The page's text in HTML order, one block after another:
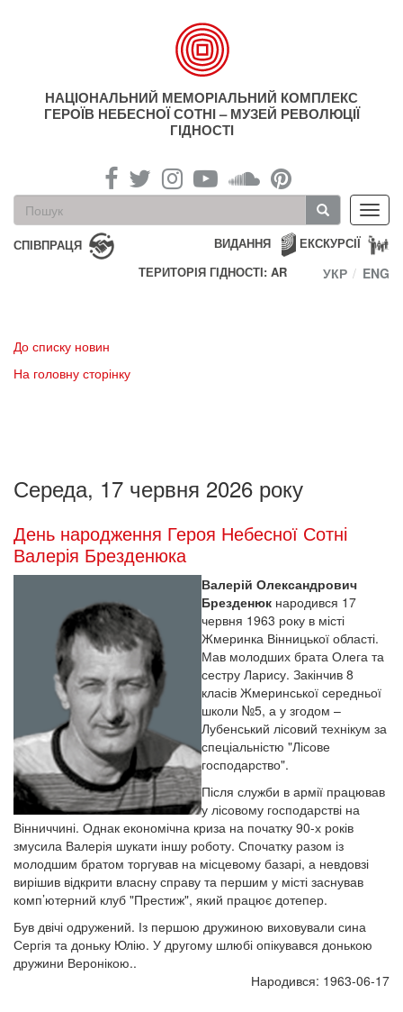
НАЦІОНАЛЬНИЙ МЕМОРІАЛЬНИЙ КОМПЛЕКС
ГЕРОЇВ НЕБЕСНОЇ СОТНІ – МУЗЕЙ РЕВОЛЮЦІЇ
ГІДНОСТІ
Пошукова
форма
Пошук
СПІВПРАЦЯ ЕКСКУРСІЇ
ВИДАННЯ
ТЕРИТОРІЯ ГІДНОСТІ: AR
УКР ENG
До списку новин
На головну сторінку
Середа, 17 червня 2026 року
День народження Героя Небесної Сотні
Валерія Брезденюка
Валерій Олександрович
Брезденюк народився 17
червня 1963 року в місті
Жмеринка Вінницької області.
Мав молодших брата Олега та
сестру Ларису. Закінчив 8
класів Жмеринської середньої
школи №5, а у згодом –
Лубенський лісовий технікум за
спеціальністю "Лісове
господарство".
Після служби в армії працював
у лісовому господарстві на
Вінниччині. Однак економічна криза на початку 90-х років
змусила Валерія шукати іншу роботу. Спочатку разом із
молодшим братом торгував на місцевому базарі, а невдовзі
вирішив відкрити власну справу та першим у місті заснував
комп’ютерний клуб "Престиж", який працює дотепер.
Був двічі одружений. Із першою дружиною виховували сина
Сергія та доньку Юлію. У другому шлюбі опікувався донькою
дружини Веронікою..
Народився: 1963-06-17